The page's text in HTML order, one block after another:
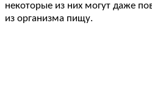
некоторые из них могут даже
из организма пищу.